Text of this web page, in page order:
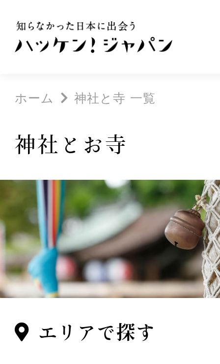
ホーム 神社と寺 一覧
神社とお寺
エリアで探す